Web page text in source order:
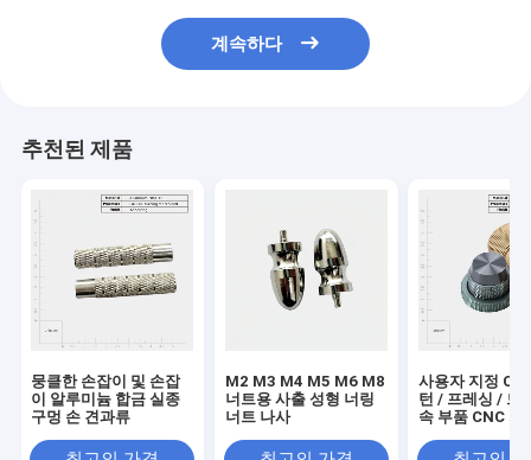
계속하다
추천된 제품
뭉클한 손잡이 및 손잡
이 알루미늄 합금 실종
구멍 손 견과류
M2 M3 M4 M5 M6 M8
너트용 사출 성형 너링
너트 나사
사용자 지정
턴 / 프레싱 / 드
속 부품 CNC 가